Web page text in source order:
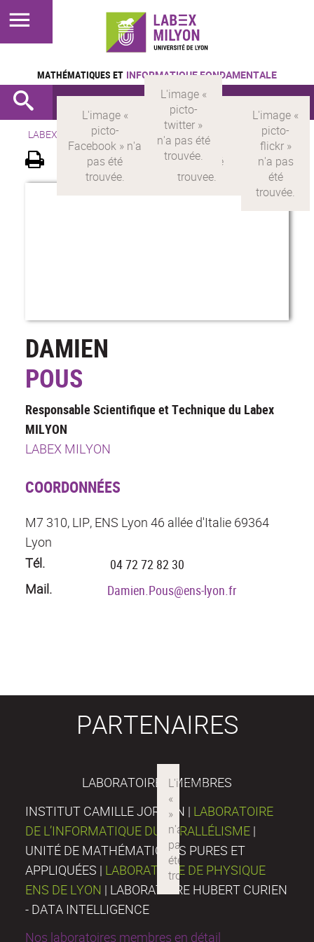
MATHÉMATIQUES ET INFORMATIQUE FONDAMENTALE
LABEX > LABEX MILYON
DAMIEN
POUS
Responsable Scientifique et Technique du Labex
MILYON
LABEX MILYON
COORDONNÉES
M7 310, LIP, ENS Lyon 46 allée d'Italie 69364
Lyon
Tél.
04 72 72 82 30
Mail.
Damien.Pous@ens-lyon.fr
PARTENAIRES
LABORATOIRES MEMBRES
INSTITUT CAMILLE JORDAN | LABORATOIRE
DE L’INFORMATIQUE DU PARALLÉLISME |
UNITÉ DE MATHÉMATIQUES PURES ET
APPLIQUÉES | LABORATOIRE DE PHYSIQUE
ENS DE LYON | LABORATOIRE HUBERT CURIEN
- DATA INTELLIGENCE
Nos laboratoires membres en détail